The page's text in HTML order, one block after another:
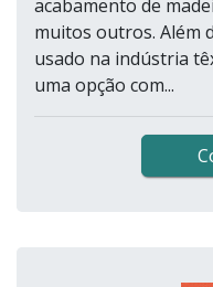
acabamento de
muitos outros. Além
usado na indústria
uma opção com...